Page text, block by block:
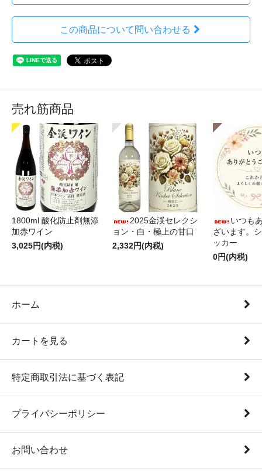
この商品について問い合わせる
売れ筋商品
1800ml 酸化防止剤無添
加赤ワイン
3,025円(内税)
2025金渓セレクシ
ョン・白・極上の甘口
2,332円(内税)
いつも
ざいます。
ッカー
0円(内税)
ホーム
カートを見る
特定商取引法に基づく表記
プライバシーポリシー
お問い合わせ